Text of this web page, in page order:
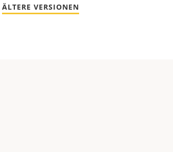
ÄLTERE VERSIONEN